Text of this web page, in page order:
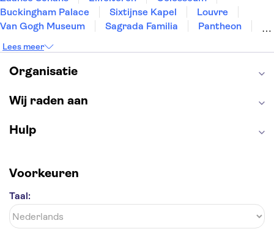
Buckingham Palace
Sixtijnse Kapel
Louvre
Van Gogh Museum
Sagrada Familia
Pantheon
Keukenhof
ARTIS
Edinburgh Castle
Alcatraz
Park Güell
Lees meer
Organisatie
Wij raden aan
Hulp
Voorkeuren
Taal: